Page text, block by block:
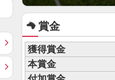
賞金
獲得賞金
本賞金